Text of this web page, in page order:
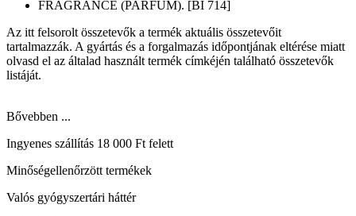
FRAGRANCE (PARFUM). [BI 714]
Az itt felsorolt összetevők a termék aktuális összetevőit
tartalmazzák. A gyártás és a forgalmazás időpontjának eltérése miatt
olvasd el az általad használt termék címkéjén található összetevők
listáját.
Bővebben ...
Ingyenes szállítás 18 000 Ft felett
Minőségellenőrzött termékek
Valós gyógyszertári háttér